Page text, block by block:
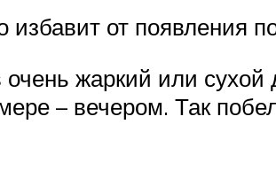
от появления
жаркий или
– вечером. Так